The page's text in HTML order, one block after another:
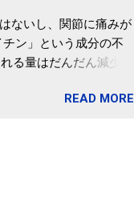
ないし、関節に痛みが
ン」という成分の不
る量はだんだん減少し
ン」という成分は、納
したことがなかった。
かき混ぜる。 ・タレ
READ MORE